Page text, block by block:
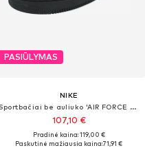
PASIŪLYMAS
NIKE
Sportbačiai be auliuko 'AIR FORCE 1 07'
107,10 €
Pradinė kaina: 119,00 €
Paskutinė mažiausia kaina:71,91 €